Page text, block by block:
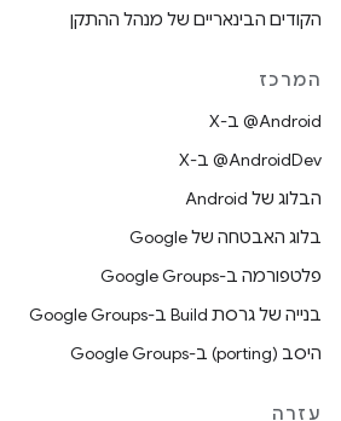
הקודים הבינאריים של מנהל ההתקן
המרכז
‫‎@Android ב-X
‫‎@AndroidDev ב-X
הבלוג של Android
בלוג האבטחה של Google
פלטפורמה ב-Google Groups
בנייה של גרסת Build ב-Google Groups
היסב (porting) ב-Google Groups
עזרה